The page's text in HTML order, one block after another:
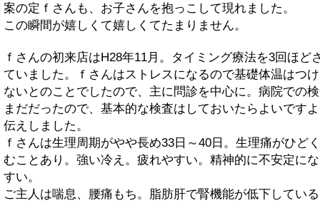
案の定ｆさんも、お子さんを抱っこして現れました。
この瞬間が嬉しくて嬉しくてたまりません。
ｆさんの初来店はH28年11月。タイミング療法を3回ほど
ていました。ｆさんはストレスになるので基礎体温はつ
ないとのことでしたので、主に問診を中心に。病院での
まだだったので、基本的な検査はしておいたらよいです
伝えしました。
ｆさんは生理周期がやや長め33日～40日。生理痛がひど
むことあり。強い冷え。疲れやすい。精神的に不安定に
すい。
ご主人は喘息、腰痛もち。脂肪肝で腎機能が低下してい